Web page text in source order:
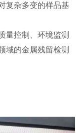
复杂多变的样品基
量控制、环境监测
域的金属残留检测